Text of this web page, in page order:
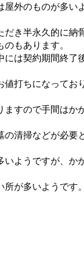
屋外のものが多い
だき半永久的に納
もあります。
には契約期間終了
値打ちになってお
ますので手間はか
の清掃などが必要
いようですが、か
所が多いようです